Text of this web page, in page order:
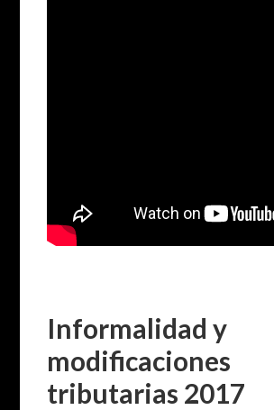
Informalidad y
modificaciones
tributarias 2017